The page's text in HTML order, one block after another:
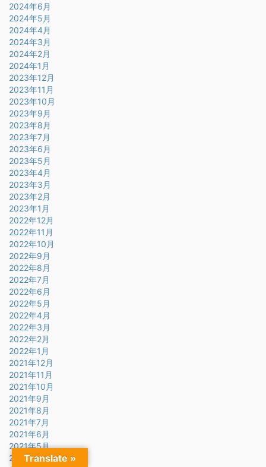
2024年6月
2024年5月
2024年4月
2024年3月
2024年2月
2024年1月
2023年12月
2023年11月
2023年10月
2023年9月
2023年8月
2023年7月
2023年6月
2023年5月
2023年4月
2023年3月
2023年2月
2023年1月
2022年12月
2022年11月
2022年10月
2022年9月
2022年8月
2022年7月
2022年6月
2022年5月
2022年4月
2022年3月
2022年2月
2022年1月
2021年12月
2021年11月
2021年10月
2021年9月
2021年8月
2021年7月
2021年6月
2021年5月
2021年4月
Translate »